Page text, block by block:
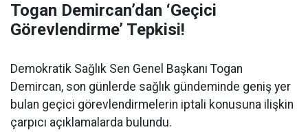
Togan Demircan’dan ‘Geçici
Görevlendirme’ Tepkisi!
Demokratik Sağlık Sen Genel Başkanı Togan
Demircan, son günlerde sağlık gündeminde geniş yer
bulan geçici görevlendirmelerin iptali konusuna ilişkin
çarpıcı açıklamalarda bulundu.